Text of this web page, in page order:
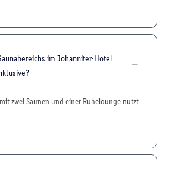
im Johanniter-Hotel
zwei Saunen und einer Ruhelounge nutzt